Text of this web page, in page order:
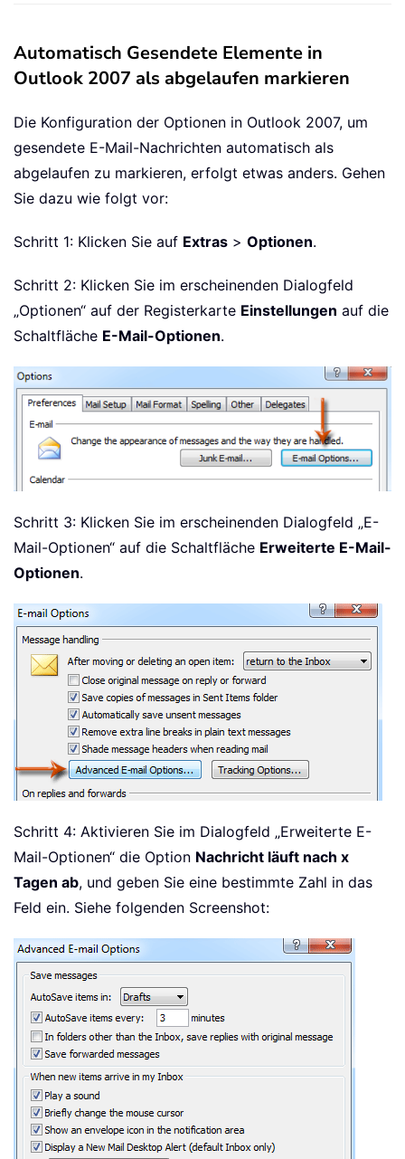
Automatisch Gesendete Elemente in
Outlook 2007 als abgelaufen markieren
Die Konfiguration der Optionen in Outlook 2007, um
gesendete E-Mail-Nachrichten automatisch als
abgelaufen zu markieren, erfolgt etwas anders. Gehen
Sie dazu wie folgt vor:
Schritt 1: Klicken Sie auf Extras > Optionen.
Schritt 2: Klicken Sie im erscheinenden Dialogfeld
„Optionen“ auf der Registerkarte Einstellungen auf die
Schaltfläche E-Mail-Optionen.
Schritt 3: Klicken Sie im erscheinenden Dialogfeld „E-
Mail-Optionen“ auf die Schaltfläche Erweiterte E-Mail-
Optionen.
Schritt 4: Aktivieren Sie im Dialogfeld „Erweiterte E-
Mail-Optionen“ die Option Nachricht läuft nach x
Tagen ab, und geben Sie eine bestimmte Zahl in das
Feld ein. Siehe folgenden Screenshot: